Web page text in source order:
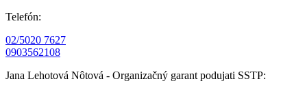
Telefón:
02/5020 7627
0903562108
Jana Lehotová Nôtová - Organizačný garant podujati SSTP: